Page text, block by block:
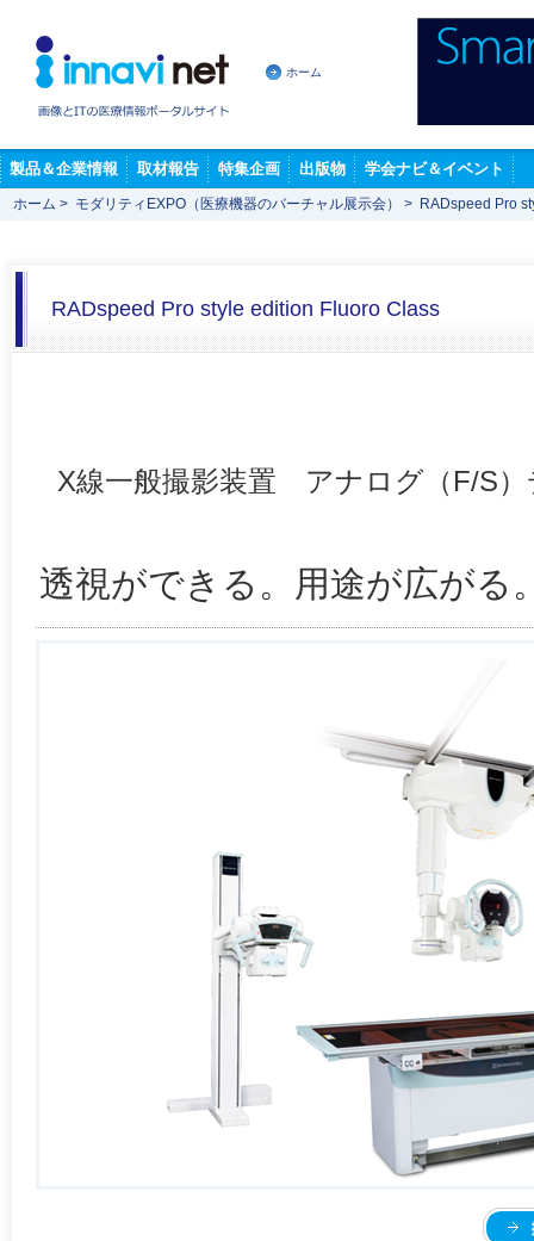
ホーム
製品＆企業情報 取材報告 特集企画 出版物 学会ナビ＆イベント
ホーム > モダリティEXPO（医療機器のバーチャル展示会） > RADspeed Pro
RADspeed Pro style edition Fluoro Class
X線一般撮影装置 アナログ（F/S
透視ができる。用途が広がる